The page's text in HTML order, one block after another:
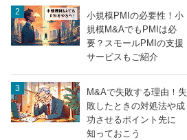
小規模PMIの必要性！小
規模M&AでもPMIは必
要？スモールPMIの支援
サービスもご紹介
M&Aで失敗する理由！失
敗したときの対処法や成
功させるポイント先に
知っておこう